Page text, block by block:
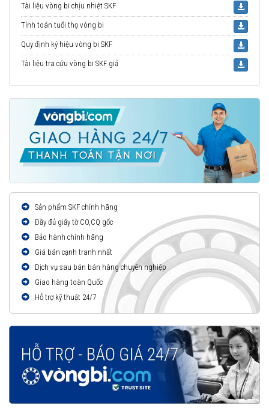
Tài liệu vòng bi chịu nhiệt SKF
Tính toán tuổi thọ vòng bi
Quy định ký hiệu vòng bi SKF
Tài liệu tra cứu vòng bi SKF giả
Sản phẩm SKF chính hãng
Đầy đủ giấy tờ CO,CQ gốc
Bảo hành chính hãng
Giá bán cạnh tranh nhất
Dịch vụ sau bán bán hàng chuyên nghiệp
Giao hàng toàn Quốc
Hỗ trợ kỹ thuật 24/7